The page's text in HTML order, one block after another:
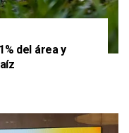
del área y